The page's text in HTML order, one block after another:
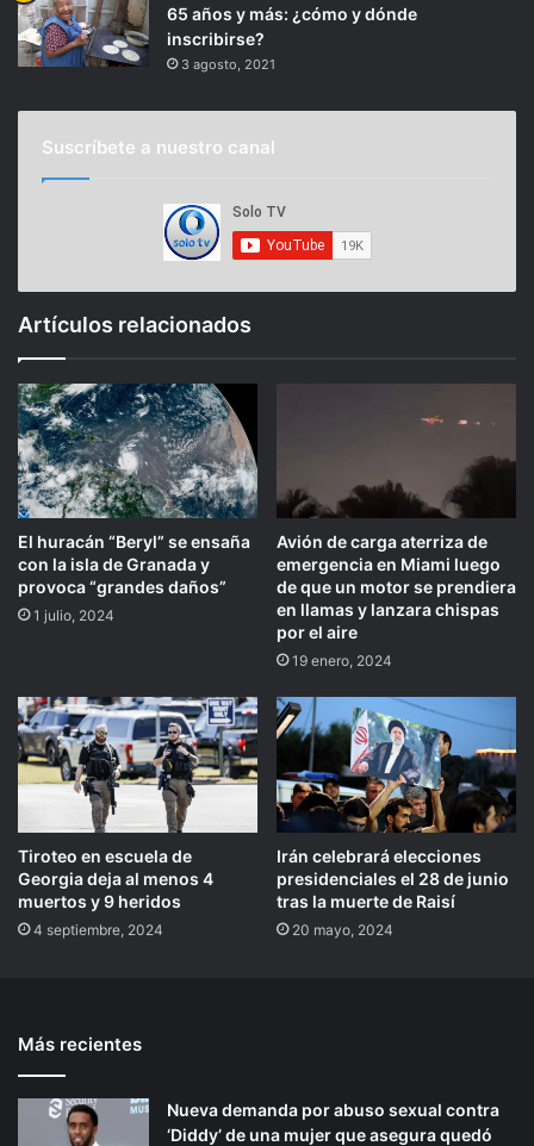
65 años y más: ¿cómo y dónde
inscribirse?
3 agosto, 2021
Suscríbete a nuestro canal
Artículos relacionados
El huracán “Beryl” se ensaña
con la isla de Granada y
provoca “grandes daños”
1 julio, 2024
Avión de carga aterriza de
emergencia en Miami luego
de que un motor se prendiera
en llamas y lanzara chispas
por el aire
19 enero, 2024
Tiroteo en escuela de
Georgia deja al menos 4
muertos y 9 heridos
4 septiembre, 2024
Irán celebrará elecciones
presidenciales el 28 de junio
tras la muerte de Raisí
20 mayo, 2024
Más recientes
Nueva demanda por abuso sexual contra
‘Diddy’ de una mujer que asegura quedó